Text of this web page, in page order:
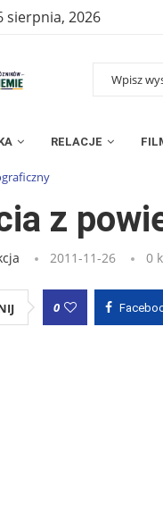
sierpnia, 2026
RELACJE
» Wpisy »zdjęcia z powietrza
z
2011-11-26 0
0